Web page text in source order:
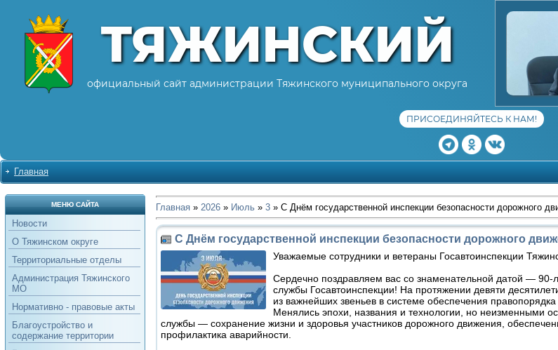
ТЯЖИНСКИЙ
официальный сайт администрации Тяжинского муниципального округа
ПРИСОЕДИНЯЙТЕСЬ К НАМ!
Главная
МЕНЮ САЙТА
Новости
О Тяжинском округе
Территориальные отделы
Администрация Тяжинского
МО
Нормативно - правовые акты
Благоустройство и
содержание территории
Главная» 2026 » Июль » 3» С Днём государственной инспекции безопасности дорожного
С Днём государственной инспекции безопасности дорожного
Уважаемые сотрудники и ветераны Госавтоинспекции
Сердечно поздравляем вас со знаменательной датой — 90-
службы Госавтоинспекции! На протяжении девяти
из важнейших звеньев в системе обеспечения
Менялись эпохи, названия и технологии, но неизменными
службы — сохранение жизни и здоровья участников дорожного движения,
профилактика аварийности.